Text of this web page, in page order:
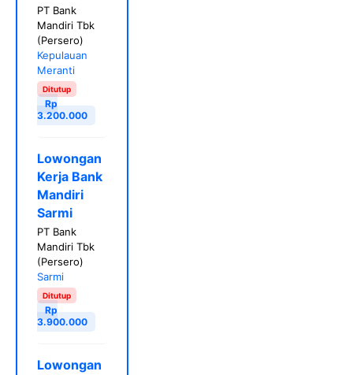
PT Bank
Mandiri Tbk
(Persero)
Kepulauan
Meranti
Ditutup
Rp
3.200.000
Lowongan
Kerja Bank
Mandiri
Sarmi
PT Bank
Mandiri Tbk
(Persero)
Sarmi
Ditutup
Rp
3.900.000
Lowongan